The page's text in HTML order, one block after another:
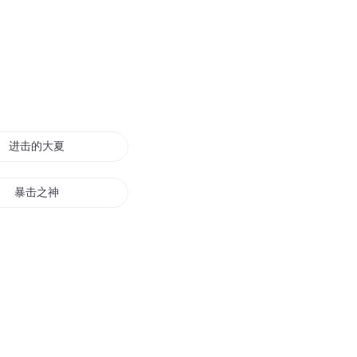
进击的大夏
暴击之神